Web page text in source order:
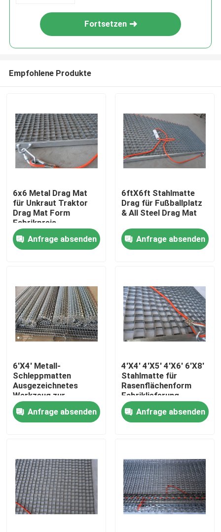
Haus
Videos
VR-Show
Über uns
Fabrik-Ausflug
Kontaktiere uns
Nachrichten
Fortsetzen
Empfohlene Produkte
6x6 Metal Drag Mat
für Unkraut Traktor
Drag Mat Form
Fabrikpreis
Anfrage absenden
6ftX6ft Stahlmatte
Drag für Fußballplatz
& All Steel Drag Mat
Anfrage absenden
6'X4' Metall-
Schleppmatten
Ausgezeichnetes
Werkzeug zur
gleichmäßigen
Verteilung von Erde
und Sand
Anfrage absenden
4'X4' 4'X5' 4'X6' 6'X8'
Stahlmatte für
Rasenflächenform
Fabriklieferung
Anfrage absenden